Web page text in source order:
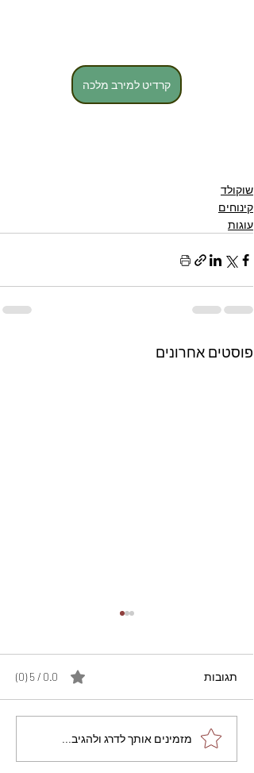
קרדיט למירב מלכה
שוקולד
קינוחים
עוגות
פוסטים אחרונים
מתכון מנצח עוגת מייפל
שוקולד בחושה וקלה - זיוה
תגובות 0.0 / 5 ‏(0)
מזמינים אותך לדרג ולהגיב...